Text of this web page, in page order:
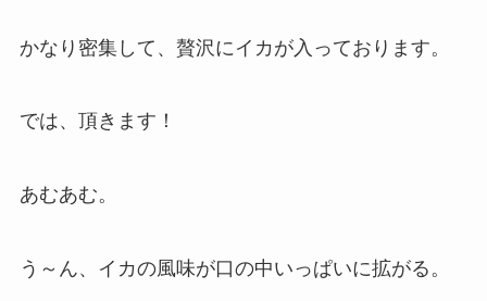
かなり密集して、贅沢にイカが入っております。
では、頂きます！
あむあむ。
う～ん、イカの風味が口の中いっぱいに拡がる。